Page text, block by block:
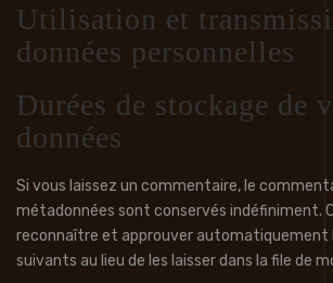
Utilisation et
données personnelles
Durées de stockage de
données
Si vous laissez un commentaire, le
métadonnées sont conservés indéfiniment.
reconnaître et approuver automatiquement
suivants au lieu de les laisser dans la file de